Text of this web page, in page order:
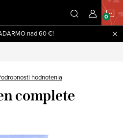
nad 60 €!
hodnotenia
complete